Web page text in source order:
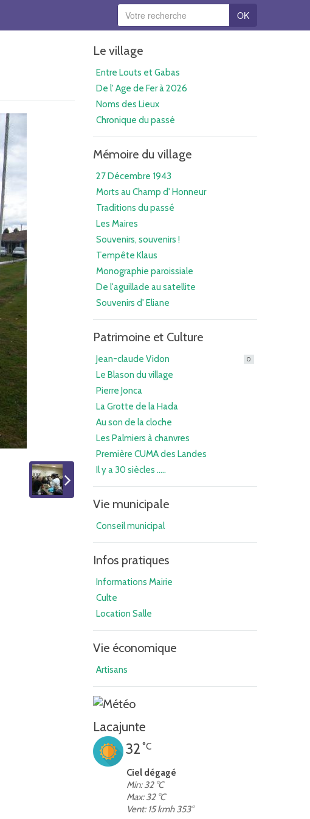
OK
Le village
Entre Louts et Gabas
De l' Age de Fer à 2026
Noms des Lieux
Chronique du passé
Mémoire du village
27 Décembre 1943
Morts au Champ d' Honneur
Traditions du passé
Les Maires
Souvenirs, souvenirs !
Tempête Klaus
Monographie paroissiale
De l'aguillade au satellite
Souvenirs d' Eliane
Patrimoine et Culture
Jean-claude Vidon 0
Le Blason du village
Pierre Jonca
La Grotte de la Hada
Au son de la cloche
Les Palmiers à chanvres
Première CUMA des Landes
Il y a 30 siècles .....
Vie municipale
Conseil municipal
Infos pratiques
Informations Mairie
Culte
Location Salle
Vie économique
Artisans
Lacajunte
32 °C
Ciel dégagé
Min: 32 °C
Max: 32 °C
Vent: 15 kmh 353°